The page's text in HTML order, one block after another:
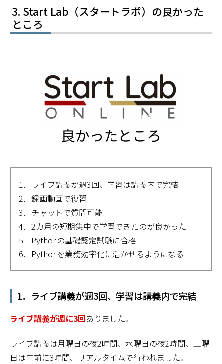
Start Lab（スタートラボ）の良かった
ところ
1．ライブ講義が週3回、学習は講義内で完結
2．録画動画で復習
3．チャットで質問可能
4．2カ月の短期集中で学習できたのが良かった
5．Pythonの基礎認定試験に合格
6．Pythonを業務効率化に活かせるようになる
1．ライブ講義が週3回、学習は講義内で完結
ライブ講義が週に3回ありました。
ライブ講義は月曜日の夜2時間、水曜日の夜2時間、土曜
日は午前に3時間、リアルタイムで行われました。